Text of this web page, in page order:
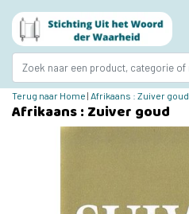
Terug naar Home | Afrikaans : Zuiver goud
Afrikaans : Zuiver goud